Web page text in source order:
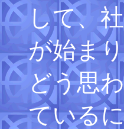
して、
が始ま
どう思
ている